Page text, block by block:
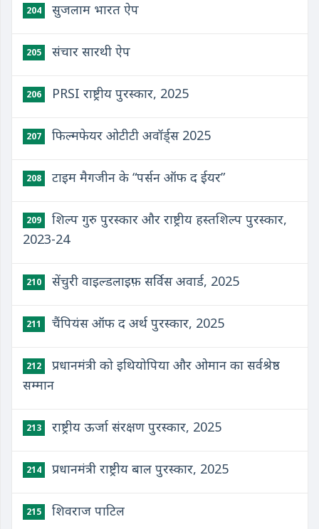
204 सुजलाम भारत ऐप
205 संचार सारथी ऐप
206 PRSI राष्ट्रीय पुरस्कार, 2025
207 फिल्मफेयर ओटीटी अवॉर्ड्स 2025
208 टाइम मैगजीन के “पर्सन ऑफ द ईयर”
209
शिल्प गुरु पुरस्कार और राष्ट्रीय हस्तशिल्प पुरस्कार,
2023-24
210 सेंचुरी वाइल्डलाइफ़ सर्विस अवार्ड, 2025
211 चैंपियंस ऑफ द अर्थ पुरस्कार, 2025
212
प्रधानमंत्री को इथियोपिया और ओमान का सर्वश्रेष्ठ
सम्मान
213 राष्ट्रीय ऊर्जा संरक्षण पुरस्कार, 2025
214 प्रधानमंत्री राष्ट्रीय बाल पुरस्कार, 2025
215 शिवराज पाटिल